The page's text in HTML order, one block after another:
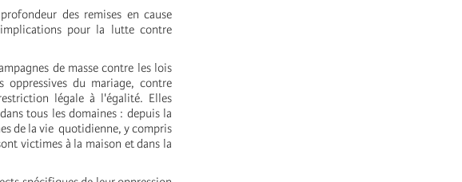
des remises en cause
pour la lutte contre
de masse contre les lois
du mariage, contre
légale à l'égalité. Elles
tous les domaines : depuis la
de la vie quotidienne, y compris
victimes à la maison et dans la